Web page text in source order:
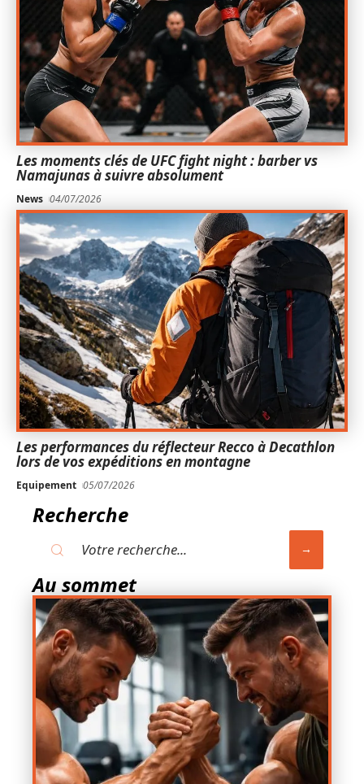
Les moments clés de UFC fight night : barber vs
Namajunas à suivre absolument
News 04/07/2026
Les performances du réflecteur Recco à Decathlon
lors de vos expéditions en montagne
Equipement 05/07/2026
Recherche
Au sommet